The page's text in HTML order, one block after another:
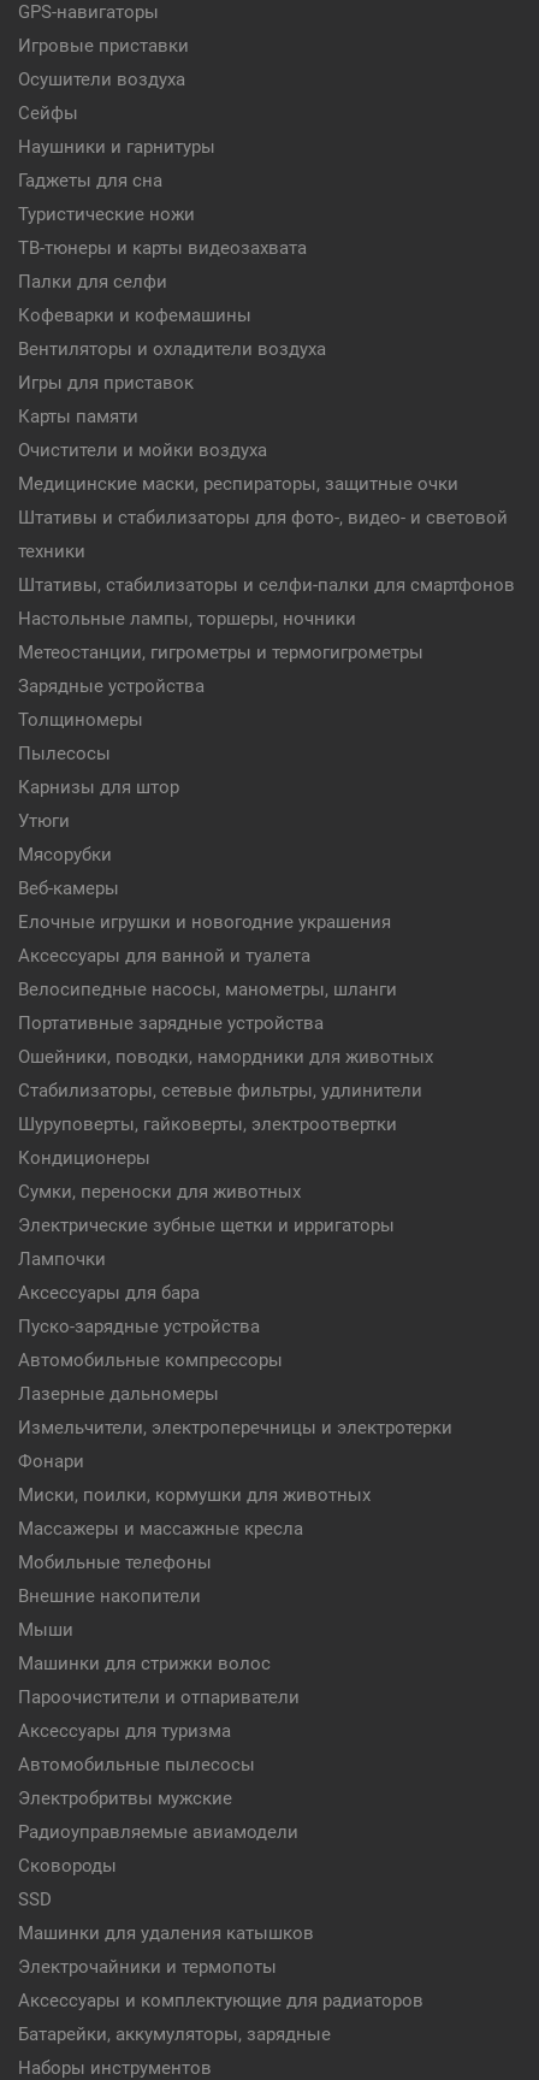
GPS-навигаторы
Игровые приставки
Осушители воздуха
Сейфы
Наушники и гарнитуры
Гаджеты для сна
Туристические ножи
ТВ-тюнеры и карты видеозахвата
Палки для селфи
Кофеварки и кофемашины
Вентиляторы и охладители воздуха
Игры для приставок
Карты памяти
Очистители и мойки воздуха
Медицинские маски, респираторы, защитные очки
Штативы и стабилизаторы для фото-, видео- и световой
техники
Штативы, стабилизаторы и селфи-палки для смартфонов
Настольные лампы, торшеры, ночники
Метеостанции, гигрометры и термогигрометры
Зарядные устройства
Толщиномеры
Пылесосы
Карнизы для штор
Утюги
Мясорубки
Веб-камеры
Елочные игрушки и новогодние украшения
Аксессуары для ванной и туалета
Велосипедные насосы, манометры, шланги
Портативные зарядные устройства
Ошейники, поводки, намордники для животных
Стабилизаторы, сетевые фильтры, удлинители
Шуруповерты, гайковерты, электроотвертки
Кондиционеры
Сумки, переноски для животных
Электрические зубные щетки и ирригаторы
Лампочки
Аксессуары для бара
Пуско-зарядные устройства
Автомобильные компрессоры
Лазерные дальномеры
Измельчители, электроперечницы и электротерки
Фонари
Миски, поилки, кормушки для животных
Массажеры и массажные кресла
Мобильные телефоны
Внешние накопители
Мыши
Машинки для стрижки волос
Пароочистители и отпариватели
Аксессуары для туризма
Автомобильные пылесосы
Электробритвы мужские
Радиоуправляемые авиамодели
Сковороды
SSD
Машинки для удаления катышков
Электрочайники и термопоты
Аксессуары и комплектующие для радиаторов
Батарейки, аккумуляторы, зарядные
Наборы инструментов